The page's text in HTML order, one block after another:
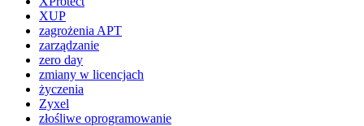
XUP
zagrożenia APT
zarządzanie
zero day
zmiany w licencjach
życzenia
Zyxel
złośliwe oprogramowanie